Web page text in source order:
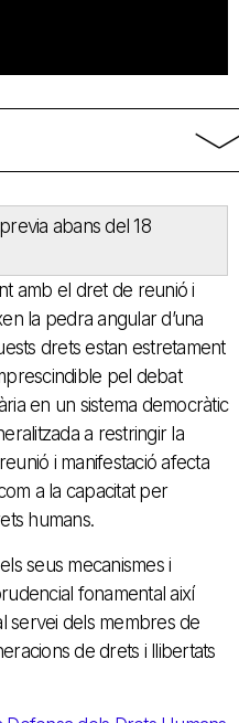
abans del 18
amb el dret de reunió i
la pedra angular d’una
drets estan estretament
pel debat
en un sistema democràtic
a restringir la
i manifestació afecta
a la capacitat per
humans.
seus mecanismes i
fonamental així
servei dels membres de
de drets i llibertats